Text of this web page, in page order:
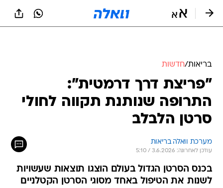
בריאות/חדשות
"פריצת דרך דרמטית":
התרופה שנותנת תקווה לחולי
סרטן הלבלב
מערכת וואלה בריאות
עודכן לאחרונה: 3.6.2026 / 5:10
בכנס הסרטן הגדול בעולם הוצגו תוצאות שעשויות
לשנות את הטיפול באחד מסוגי הסרטן הקטלניים